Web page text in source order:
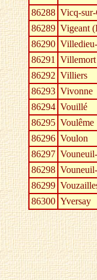
86288 Vicq-sur-
86289 Vigeant
86290
86291 Villemort
86292 Villiers
86293 Vivonne
86294 Vouillé
86295 Voulême
86296 Voulon
86297
86298
86299
86300 Yversay